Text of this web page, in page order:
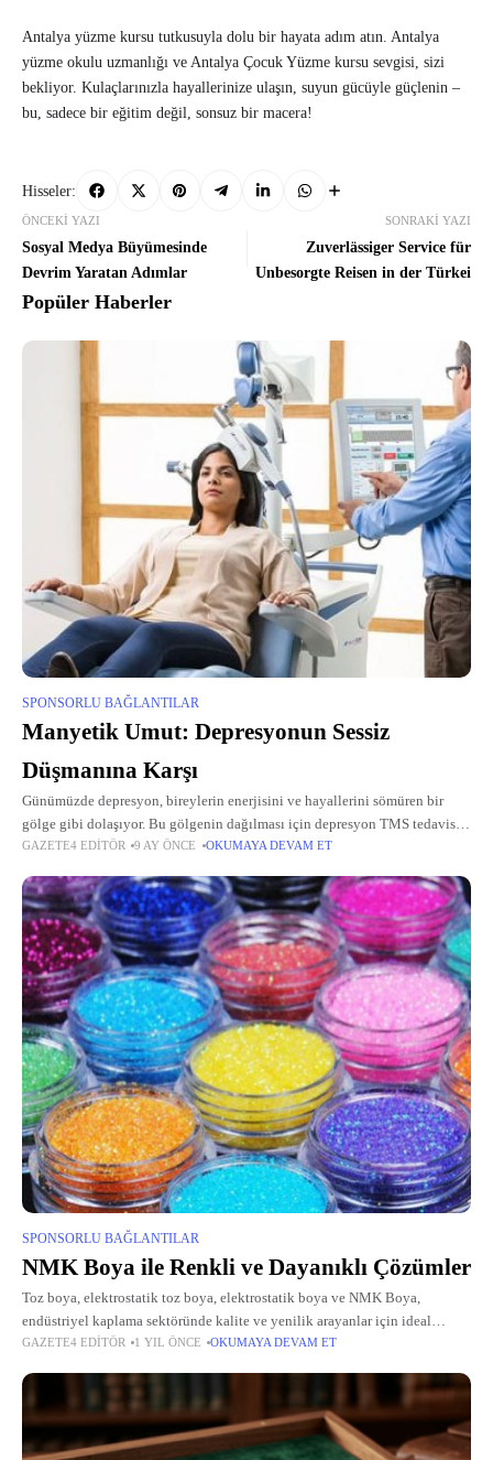
Antalya yüzme kursu tutkusuyla dolu bir hayata adım atın. Antalya
yüzme okulu uzmanlığı ve Antalya Çocuk Yüzme kursu sevgisi, sizi
bekliyor. Kulaçlarınızla hayallerinize ulaşın, suyun gücüyle güçlenin –
bu, sadece bir eğitim değil, sonsuz bir macera!
Hisseler:
ÖNCEKI YAZI
Sosyal Medya Büyümesinde
Devrim Yaratan Adımlar
SONRAKI YAZI
Zuverlässiger Service für
Unbesorgte Reisen in der Türkei
Popüler Haberler
SPONSORLU BAĞLANTILAR
Manyetik Umut: Depresyonun Sessiz
Düşmanına Karşı
Günümüzde depresyon, bireylerin enerjisini ve hayallerini sömüren bir
gölge gibi dolaşıyor. Bu gölgenin dağılması için depresyon TMS tedavisi,
etkili ve yenilikçi bir alternatif sunuyor. TMS ile depresyon tedavisi, beyin
GAZETE4 EDITÖR 9 AY ÖNCE OKUMAYA DEVAM ET
SPONSORLU BAĞLANTILAR
NMK Boya ile Renkli ve Dayanıklı Çözümler
Toz boya, elektrostatik toz boya, elektrostatik boya ve NMK Boya,
endüstriyel kaplama sektöründe kalite ve yenilik arayanlar için ideal
çözümler sunar. 2018 yılından bu yana faaliyet gösteren NMK Boya, genç
GAZETE4 EDITÖR 1 YIL ÖNCE OKUMAYA DEVAM ET